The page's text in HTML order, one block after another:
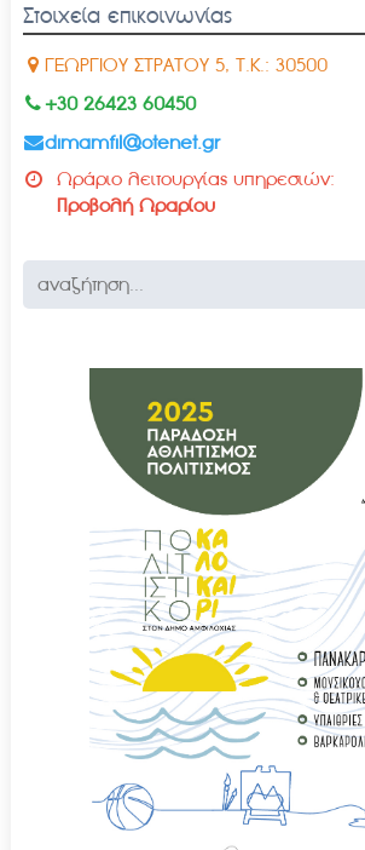
Στοιχεία επικοινωνίας
ΓΕΩΡΓΙΟΥ ΣΤΡΑΤΟΥ 5, Τ.Κ.: 30500
+30 26423 60450
dimamfil@otenet.gr
Ωράριο λειτουργίας υπηρεσιών:
Προβολή Ωραρίου